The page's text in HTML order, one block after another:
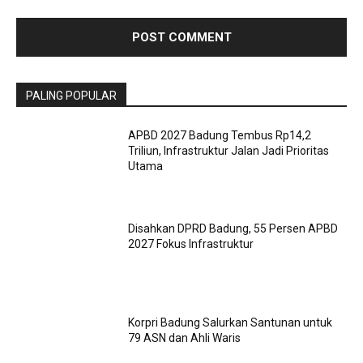
PALING POPULAR
APBD 2027 Badung Tembus Rp14,2
Triliun, Infrastruktur Jalan Jadi Prioritas
Utama
Disahkan DPRD Badung, 55 Persen APBD
2027 Fokus Infrastruktur
Korpri Badung Salurkan Santunan untuk
79 ASN dan Ahli Waris